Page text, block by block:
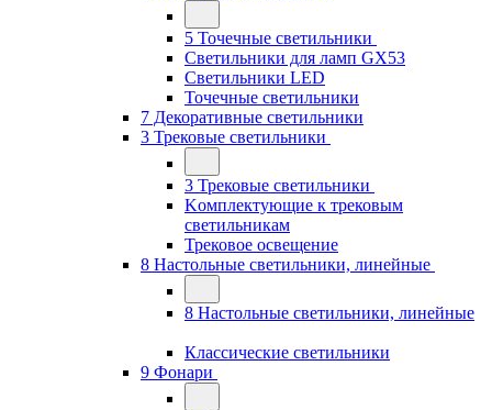
5 Точечные светильники
Светильники для ламп GХ53
Cветильники LED
Точечные светильники
7 Декоративные светильники
3 Трековые светильники
3 Трековые светильники
Kомплектующие к трековым
светильникам
Трековое освещение
8 Настольные светильники, линейные
8 Настольные светильники, линейные
Классические светильники
9 Фонари